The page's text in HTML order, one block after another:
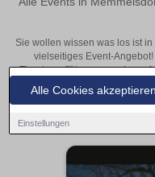
Alle Cookies akzeptieren
Einstellungen
Sie wollen wissen was los ist
vielseitiges Event-
Theateraufführungen oder
hier finden